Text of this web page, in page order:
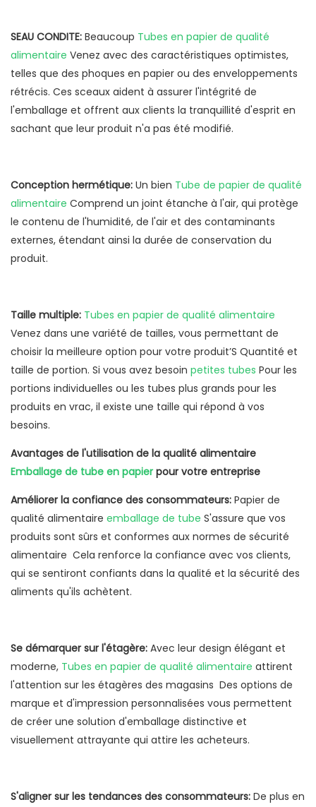
SEAU CONDITE: Beaucoup Tubes en papier de qualité
alimentaire Venez avec des caractéristiques optimistes,
telles que des phoques en papier ou des enveloppements
rétrécis. Ces sceaux aident à assurer l'intégrité de
l'emballage et offrent aux clients la tranquillité d'esprit en
sachant que leur produit n'a pas été modifié.
Conception hermétique: Un bien Tube de papier de qualité
alimentaire Comprend un joint étanche à l'air, qui protège
le contenu de l'humidité, de l'air et des contaminants
externes, étendant ainsi la durée de conservation du
produit.
Taille multiple: Tubes en papier de qualité alimentaire
Venez dans une variété de tailles, vous permettant de
choisir la meilleure option pour votre produit’S Quantité et
taille de portion. Si vous avez besoin petites tubes Pour les
portions individuelles ou les tubes plus grands pour les
produits en vrac, il existe une taille qui répond à vos
besoins.
Avantages de l'utilisation de la qualité alimentaire
Emballage de tube en papier pour votre entreprise
Améliorer la confiance des consommateurs: Papier de
qualité alimentaire emballage de tube S'assure que vos
produits sont sûrs et conformes aux normes de sécurité
alimentaire Cela renforce la confiance avec vos clients,
qui se sentiront confiants dans la qualité et la sécurité des
aliments qu'ils achètent.
Se démarquer sur l'étagère: Avec leur design élégant et
moderne, Tubes en papier de qualité alimentaire attirent
l'attention sur les étagères des magasins Des options de
marque et d'impression personnalisées vous permettent
de créer une solution d'emballage distinctive et
visuellement attrayante qui attire les acheteurs.
S'aligner sur les tendances des consommateurs: De plus en